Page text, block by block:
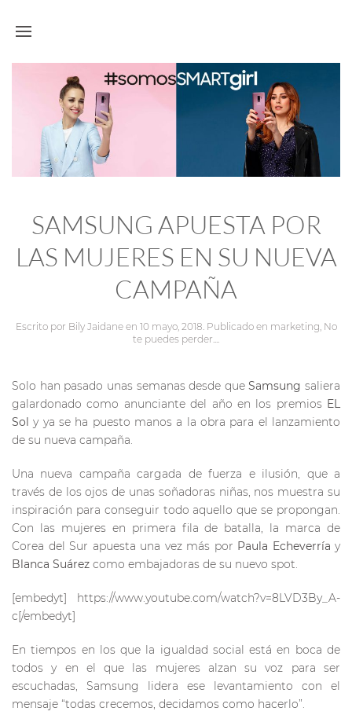
SAMSUNG APUESTA POR
LAS MUJERES EN SU NUEVA
CAMPAÑA
Escrito por Bily Jaidaneen 10 mayo, 2018. Publicado en marketing, No
te puedes perder....
Solo han pasado unas semanas desde queSamsung saliera
galardonado como anunciante del año en los premios EL
Sol y ya se ha puesto manos a la obra para el lanzamiento
de su nueva campaña.
Una nueva campaña cargada de fuerza e ilusión, que a
través de los ojos de unas soñadoras niñas, nos muestra su
inspiración para conseguir todo aquello que se propongan.
Con las mujeres en primera fila de batalla, la marca de
Corea del Sur apuesta una vez más por Paula Echeverría y
Blanca Suárez como embajadoras de su nuevo spot.
[embedyt] https://www.youtube.com/watch?v=8LVD3By_A-
c[/embedyt]
En tiempos en los que la igualdad social está en boca de
todos y en el que las mujeres alzan su voz para ser
escuchadas, Samsung lidera ese levantamiento con el
mensaje “todas crecemos, decidamos como hacerlo”.